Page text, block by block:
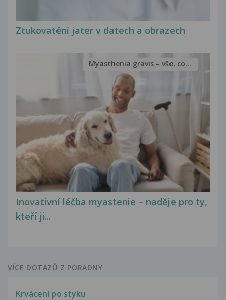
Ztukovatění jater v datech a obrazech
Inovativní léčba myastenie – naděje pro ty,
kteří ji...
Myasthenia gravis – vše, co...
VÍCE DOTAZŮ Z PORADNY
Krvácení po styku